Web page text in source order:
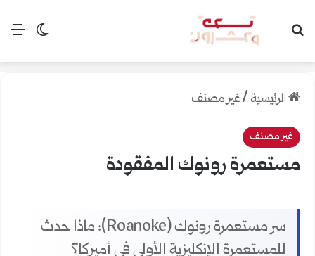
الوضع
الرئيسية /غير مصنف
غير مصنف
مستعمرة رونوك المفقودة
سر مستعمرة رونوك (Roanoke): ماذا حدث
للمستعمرة الإنكليزية الأولى في أميركا؟